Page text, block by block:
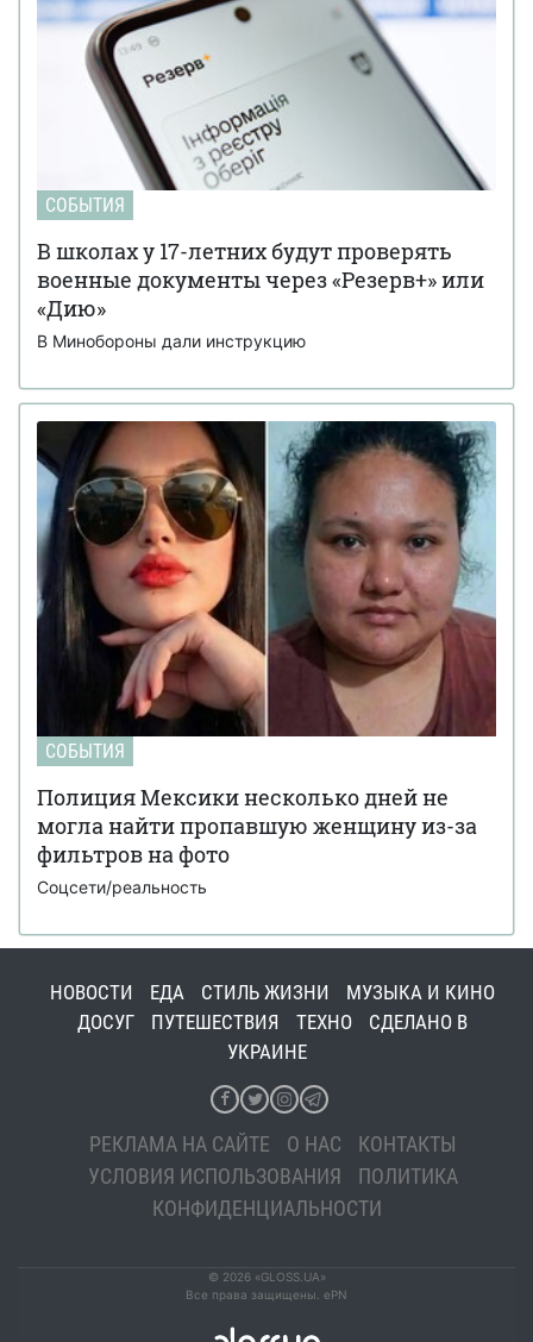
СОБЫТИЯ
В школах у 17-летних будут проверять
военные документы через «Резерв+» или
«Дию»
В Минобороны дали инструкцию
СОБЫТИЯ
Полиция Мексики несколько дней не
могла найти пропавшую женщину из-за
фильтров на фото
Соцсети/реальность
НОВОСТИ ЕДА СТИЛЬ ЖИЗНИ
МУЗЫКА И КИНО
ДОСУГ
ПУТЕШЕСТВИЯ ТЕХНО
СДЕЛАНО В
УКРАИНЕ
РЕКЛАМА НА САЙТЕ О НАС
КОНТАКТЫ
УСЛОВИЯ ИСПОЛЬЗОВАНИЯ
ПОЛИТИКА
КОНФИДЕНЦИАЛЬНОСТИ
© 2026 «GLOSS.UA»
Все права защищены. ePN